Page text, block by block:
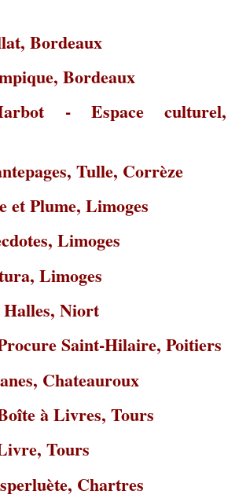
Bordeaux
Bordeaux
- Espace culturel,
Tulle, Corrèze
et Plume, Limoges
Limoges
Limoges
Niort
Saint-Hilaire, Poitiers
Chateauroux
à Livres, Tours
Tours
Chartres